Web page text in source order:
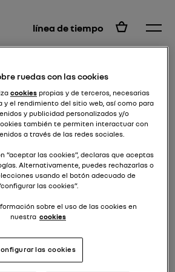
línea de tiempo ES
de Instagram
corresponda
ruedas con las cookies
cookies propias y de terceros, necesarias
y el rendimiento del sitio web, así como para
y publicidad personalizados y/o
también te permiten interactuar con
a través de las redes sociales.
“aceptar las cookies”, declaras que aceptas
Alternativamente, puedes rechazarlas o
usando el botón adecuado de
las cookies”.
sobre el uso de las cookies en
nuestra cookies
las cookies